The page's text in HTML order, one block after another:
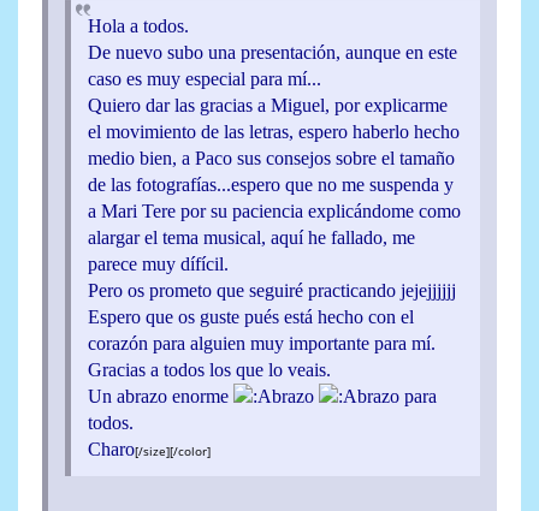
Hola a todos.
De nuevo subo una presentación, aunque en este
caso es muy especial para mí...
Quiero dar las gracias a Miguel, por explicarme
el movimiento de las letras, espero haberlo hecho
medio bien, a Paco sus consejos sobre el tamaño
de las fotografías...espero que no me suspenda y
a Mari Tere por su paciencia explicándome como
alargar el tema musical, aquí he fallado, me
parece muy dífícil.
Pero os prometo que seguiré practicando jejejjjjjj
Espero que os guste pués está hecho con el
corazón para alguien muy importante para mí.
Gracias a todos los que lo veais.
Un abrazo enorme
para
todos.
Charo[/size][/color]